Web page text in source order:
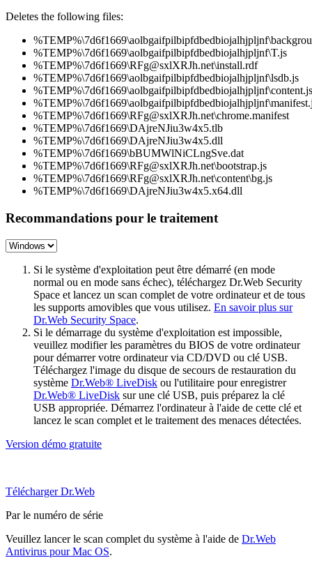
Deletes the following files:
%TEMP%\7d6f1669\aolbgaifpilbipfdbedbiojalhjpljnf\T.js
%TEMP%\7d6f1669\RFg@sxlXRJh.net\install.rdf
%TEMP%\7d6f1669\aolbgaifpilbipfdbedbiojalhjpljnf\lsdb.js
%TEMP%\7d6f1669\aolbgaifpilbipfdbedbiojalhjpljnf\content.js
%TEMP%\7d6f1669\RFg@sxlXRJh.net\chrome.manifest
%TEMP%\7d6f1669\DAjreNJiu3w4x5.tlb
%TEMP%\7d6f1669\DAjreNJiu3w4x5.dll
%TEMP%\7d6f1669\bBUMWlNiCLngSve.dat
%TEMP%\7d6f1669\RFg@sxlXRJh.net\bootstrap.js
%TEMP%\7d6f1669\RFg@sxlXRJh.net\content\bg.js
%TEMP%\7d6f1669\DAjreNJiu3w4x5.x64.dll
Recommandations pour le traitement
Si le système d'exploitation peut être démarré (en mode
normal ou en mode sans échec), téléchargez Dr.Web Security
Space et lancez un scan complet de votre ordinateur et de tous
les supports amovibles que vous utilisez. En savoir plus sur
Dr.Web Security Space.
Si le démarrage du système d'exploitation est impossible,
veuillez modifier les paramètres du BIOS de votre ordinateur
pour démarrer votre ordinateur via CD/DVD ou clé USB.
Téléchargez l'image du disque de secours de restauration du
système Dr.Web® LiveDisk ou l'utilitaire pour enregistrer
Dr.Web® LiveDisk sur une clé USB, puis préparez la clé
USB appropriée. Démarrez l'ordinateur à l'aide de cette clé et
lancez le scan complet et le traitement des menaces détectées.
Version démo gratuite
Télécharger Dr.Web
Par le numéro de série
Veuillez lancer le scan complet du système à l'aide de Dr.Web
Antivirus pour Mac OS.